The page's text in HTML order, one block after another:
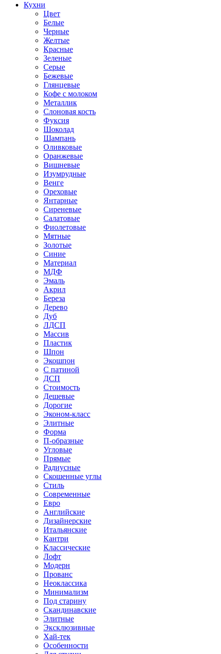
Кухни
Цвет
Белые
Черные
Желтые
Красные
Зеленые
Серые
Бежевые
Глянцевые
Кофе с молоком
Металлик
Слоновая кость
Фуксия
Шоколад
Шампань
Оливковые
Оранжевые
Вишневые
Изумрудные
Венге
Ореховые
Янтарные
Сиреневые
Салатовые
Фиолетовые
Мятные
Золотые
Синие
Материал
МДФ
Эмаль
Акрил
Береза
Дерево
Дуб
ЛДСП
Массив
Пластик
Шпон
Экошпон
С патиной
ДСП
Стоимость
Дешевые
Дорогие
Эконом-класс
Элитные
Форма
П-образные
Угловые
Прямые
Радиусные
Скошенные углы
Стиль
Современные
Евро
Английские
Дизайнерские
Итальянские
Кантри
Классические
Лофт
Модерн
Прованс
Неоклассика
Минимализм
Под старину
Скандинавские
Элитные
Эксклюзивные
Хай-тек
Особенности